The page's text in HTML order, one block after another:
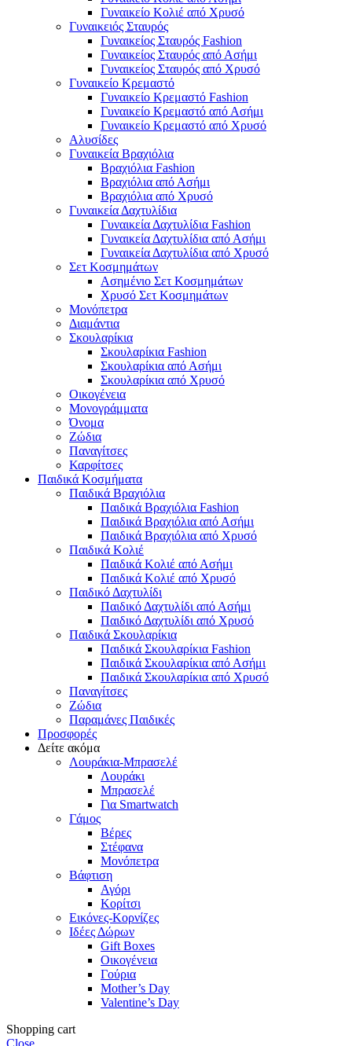
Γυναικείο Κολιέ από Χρυσό
Γυναικειός Σταυρός
Γυναικείος Σταυρός Fashion
Γυναικείος Σταυρός από Ασήμι
Γυναικείος Σταυρός από Χρυσό
Γυναικείο Κρεμαστό
Γυναικείο Κρεμαστό Fashion
Γυναικείο Κρεμαστό από Ασήμι
Γυναικείο Κρεμαστό από Χρυσό
Αλυσίδες
Γυναικεία Βραχιόλια
Βραχιόλια Fashion
Βραχιόλια από Ασήμι
Βραχιόλια από Χρυσό
Γυναικεία Δαχτυλίδια
Γυναικεία Δαχτυλίδια Fashion
Γυναικεία Δαχτυλίδια από Ασήμι
Γυναικεία Δαχτυλίδια από Χρυσό
Σετ Κοσμημάτων
Ασημένιο Σετ Κοσμημάτων
Χρυσό Σετ Κοσμημάτων
Μονόπετρα
Διαμάντια
Σκουλαρίκια
Σκουλαρίκια Fashion
Σκουλαρίκια από Ασήμι
Σκουλαρίκια από Χρυσό
Οικογένεια
Μονογράμματα
Όνομα
Ζώδια
Παναγίτσες
Καρφίτσες
Παιδικά Κοσμήματα
Παιδικά Βραχιόλια
Παιδικά Βραχιόλια Fashion
Παιδικά Βραχιόλια από Ασήμι
Παιδικά Βραχιόλια από Χρυσό
Παιδικά Κολιέ
Παιδικά Κολιέ από Ασήμι
Παιδικά Κολιέ από Χρυσό
Παιδικό Δαχτυλίδι
Παιδικό Δαχτυλίδι από Ασήμι
Παιδικό Δαχτυλίδι από Χρυσό
Παιδικά Σκουλαρίκια
Παιδικά Σκουλαρίκια Fashion
Παιδικά Σκουλαρίκια από Ασήμι
Παιδικά Σκουλαρίκια από Χρυσό
Παναγίτσες
Ζώδια
Παραμάνες Παιδικές
Προσφορές
Δείτε ακόμα
Λουράκια-Μπρασελέ
Λουράκι
Μπρασελέ
Για Smartwatch
Γάμος
Βέρες
Στέφανα
Μονόπετρα
Βάφτιση
Αγόρι
Κορίτσι
Εικόνες-Κορνίζες
Ιδέες Δώρων
Gift Boxes
Οικογένεια
Γούρια
Mother’s Day
Valentine’s Day
Shopping cart